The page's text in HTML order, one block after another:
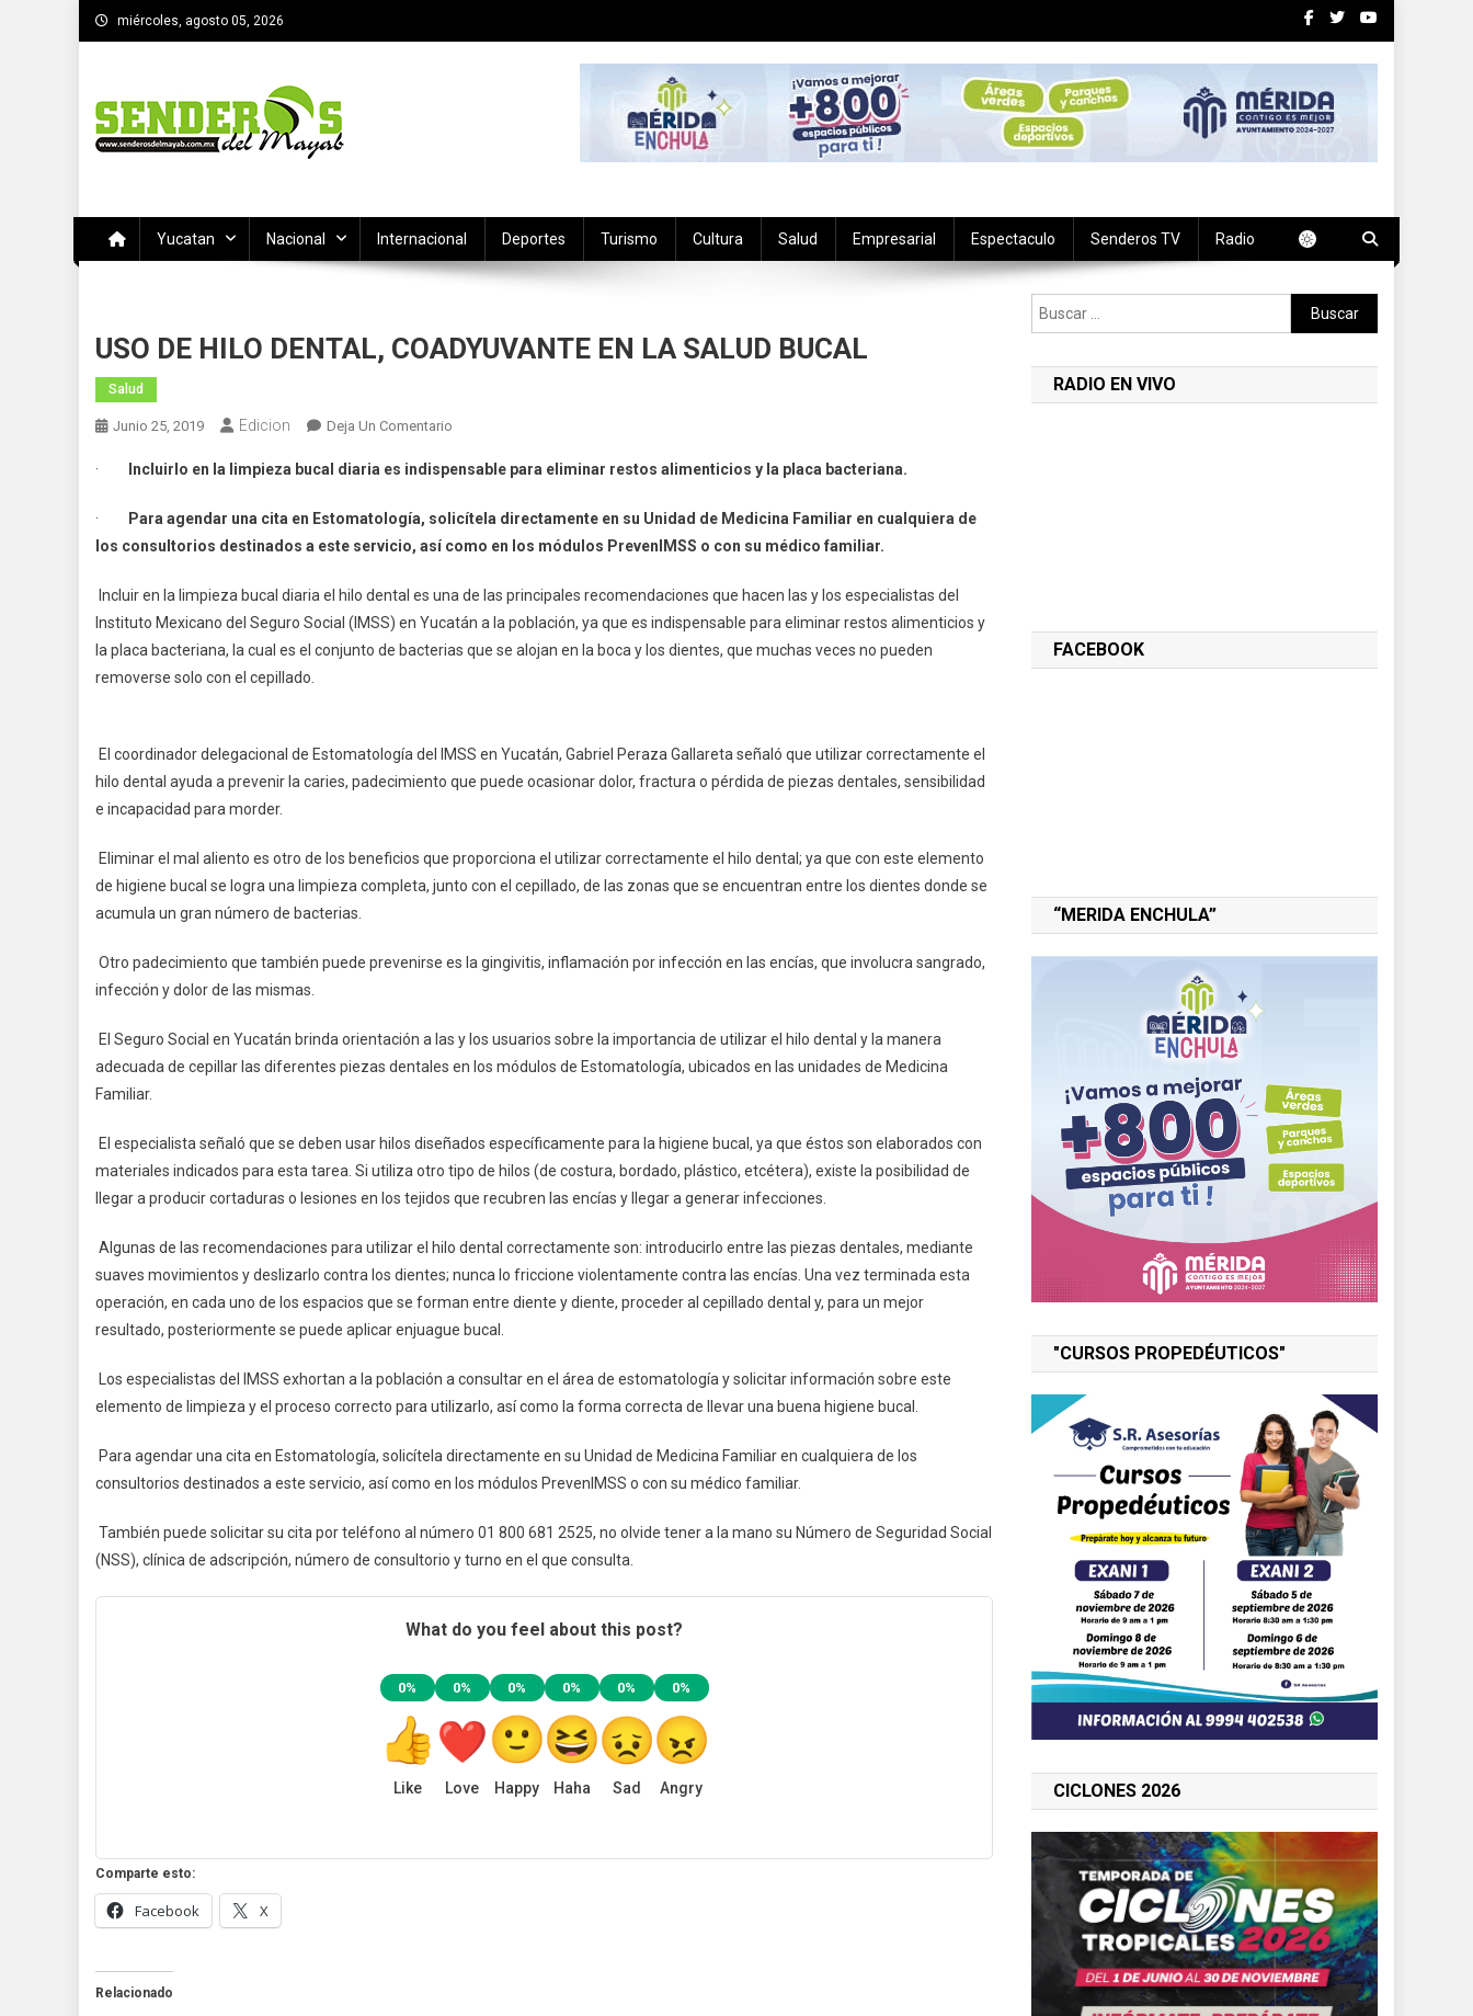
Saltar
al
miércoles, agosto 05, 2026
Yucatan Nacional Internacional Deportes Turismo Cultura Salud Empresarial Espectaculo Senderos TV Radio
USO DE HILO DENTAL, COADYUVANTE EN LA SALUD BUCAL
Salud
Junio 25, 2019 Edicion Deja Un Comentario
DE
DENTAL,
COADYUVANTE
LA
SALUD
BUCAL
· Incluirlo en la limpieza bucal diaria es indispensable para eliminar restos alimenticios y la placa bacteriana.
·
Para agendar una cita en Estomatología, solicítela directamente en su Unidad de Medicina Familiar en cualquiera de
los consultorios destinados a este servicio, así como en los módulos PrevenIMSS o con su médico familiar.
Incluir en la limpieza bucal diaria el hilo dental es una de las principales recomendaciones que hacen las y los especialistas del
Instituto Mexicano del Seguro Social (IMSS) en Yucatán a la población, ya que es indispensable para eliminar restos alimenticios y
la placa bacteriana, la cual es el conjunto de bacterias que se alojan en la boca y los dientes, que muchas veces no pueden
removerse solo con el cepillado.
El coordinador delegacional de Estomatología del IMSS en Yucatán, Gabriel Peraza Gallareta señaló que utilizar correctamente el
hilo dental ayuda a prevenir la caries, padecimiento que puede ocasionar dolor, fractura o pérdida de piezas dentales, sensibilidad
e incapacidad para morder.
Eliminar el mal aliento es otro de los beneficios que proporciona el utilizar correctamente el hilo dental; ya que con este elemento
de higiene bucal se logra una limpieza completa, junto con el cepillado, de las zonas que se encuentran entre los dientes donde se
acumula un gran número de bacterias.
Otro padecimiento que también puede prevenirse es la gingivitis, inflamación por infección en las encías, que involucra sangrado,
infección y dolor de las mismas.
El Seguro Social en Yucatán brinda orientación a las y los usuarios sobre la importancia de utilizar el hilo dental y la manera
adecuada de cepillar las diferentes piezas dentales en los módulos de Estomatología, ubicados en las unidades de Medicina
Familiar.
El especialista señaló que se deben usar hilos diseñados específicamente para la higiene bucal, ya que éstos son elaborados con
materiales indicados para esta tarea. Si utiliza otro tipo de hilos (de costura, bordado, plástico, etcétera), existe la posibilidad de
llegar a producir cortaduras o lesiones en los tejidos que recubren las encías y llegar a generar infecciones.
Algunas de las recomendaciones para utilizar el hilo dental correctamente son: introducirlo entre las piezas dentales, mediante
suaves movimientos y deslizarlo contra los dientes; nunca lo friccione violentamente contra las encías. Una vez terminada esta
operación, en cada uno de los espacios que se forman entre diente y diente, proceder al cepillado dental y, para un mejor
resultado, posteriormente se puede aplicar enjuague bucal.
Los especialistas del IMSS exhortan a la población a consultar en el área de estomatología y solicitar información sobre este
elemento de limpieza y el proceso correcto para utilizarlo, así como la forma correcta de llevar una buena higiene bucal.
Para agendar una cita en Estomatología, solicítela directamente en su Unidad de Medicina Familiar en cualquiera de los
consultorios destinados a este servicio, así como en los módulos PrevenIMSS o con su médico familiar.
También puede solicitar su cita por teléfono al número 01 800 681 2525, no olvide tener a la mano su Número de Seguridad Social
(NSS), clínica de adscripción, número de consultorio y turno en el que consulta.
What do you feel about this post?
0%
Like
0%
Love
0%
Happy
0%
Haha
0%
Sad
0%
Angry
Comparte esto:
Facebook X
Relacionado
Buscar:
RADIO EN VIVO
FACEBOOK
“MERIDA ENCHULA”
"CURSOS PROPEDÉUTICOS"
CICLONES 2026